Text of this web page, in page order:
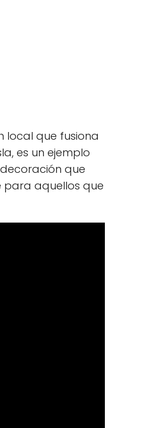
local que fusiona
es un ejemplo
que
para aquellos que